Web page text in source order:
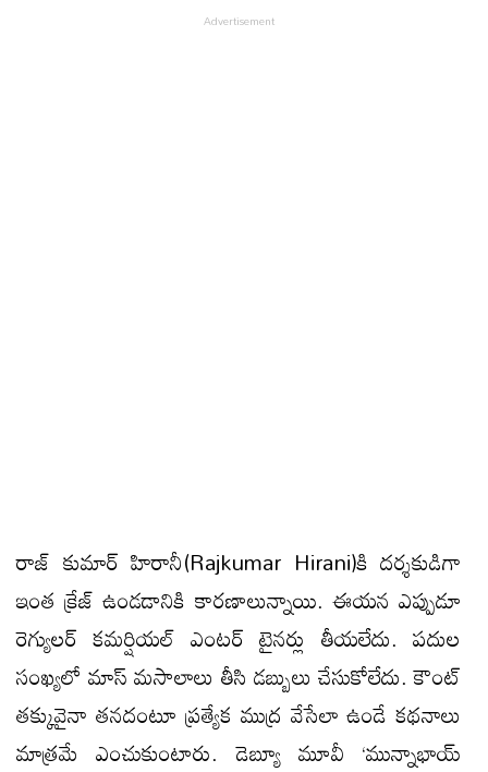
రాజ్ కుమార్ హిరానీ(Rajkumar Hirani)కి దర్శకుడిగా
ఇంత క్రేజ్ ఉండడానికి కారణాలున్నాయి. ఈయన ఎప్పుడూ
రెగ్యులర్ కమర్షియల్ ఎంటర్ టైనర్లు తీయలేదు. పదుల
సంఖ్యలో మాస్ మసాలాలు తీసి డబ్బులు చేసుకోలేదు. కౌంట్
తక్కువైనా తనదంటూ ప్రత్యేక ముద్ర వేసేలా ఉండే కథనాలు
మాత్రమే ఎంచుకుంటారు. డెబ్యూ మూవీ ‘మున్నాభాయ్